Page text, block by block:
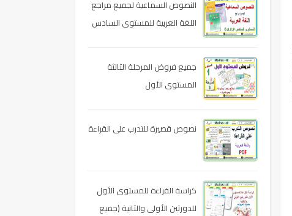
النصوص السماعية لجميع مراجع
اللغة العربية للمستوى السادس
جميع فروض المرحلة الثالثة
المستوى الأول
نصوص قصيرة للتدرب على القراءة
كراسة القراءة للمستوى الأول
للدورتين الأولى والثانية (جميع